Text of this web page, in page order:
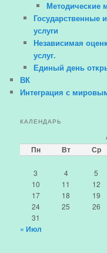
Методические
Государственные
услуги
Независимая
услуг.
Единый день
ВК
Интеграция с
КАЛЕНДАРЬ
Пн Вт Ср
3
4 5
10
11 12
17
18 19
24
25 26
31
« Июл